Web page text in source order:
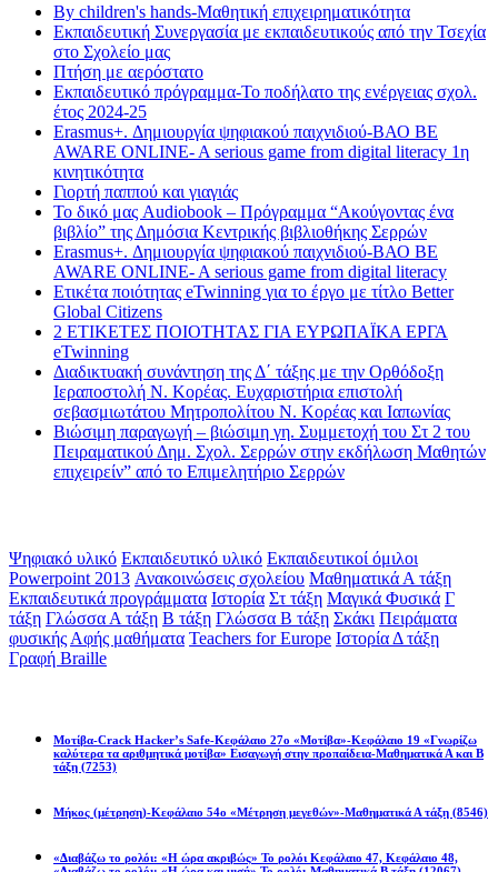
By children's hands-Μαθητική επιχειρηματικότητα
Εκπαιδευτική Συνεργασία με εκπαιδευτικούς από την Τσεχία
στο Σχολείο μας
Πτήση με αερόστατο
Εκπαιδευτικό πρόγραμμα-Το ποδήλατο της ενέργειας σχολ.
έτος 2024-25
Erasmus+. Δημιουργία ψηφιακού παιχνιδιού-ΒΑΟ BE
AWARE ONLINE- A serious game from digital literacy 1η
κινητικότητα
Γιορτή παππού και γιαγιάς
Το δικό μας Audiobook – Πρόγραμμα “Ακούγοντας ένα
βιβλίο” της Δημόσια Κεντρικής βιβλιοθήκης Σερρών
Erasmus+. Δημιουργία ψηφιακού παιχνιδιού-ΒΑΟ BE
AWARE ONLINE- A serious game from digital literacy
Ετικέτα ποιότητας eTwinning για το έργο με τίτλο Better
Global Citizens
2 ΕΤΙΚΕΤΕΣ ΠΟΙΟΤΗΤΑΣ ΓΙΑ ΕΥΡΩΠΑΪΚΑ ΕΡΓΑ
eTwinning
Διαδικτυακή συνάντηση της Δ΄ τάξης με την Ορθόδοξη
Ιεραποστολή Ν. Κορέας. Ευχαριστήρια επιστολή
σεβασμιωτάτου Μητροπολίτου Ν. Κορέας και Ιαπωνίας
Βιώσιμη παραγωγή – βιώσιμη γη. Συμμετοχή του Στ 2 του
Πειραματικού Δημ. Σχολ. Σερρών στην εκδήλωση Μαθητών
επιχειρείν” από το Επιμελητήριο Σερρών
Ψηφιακό υλικό Εκπαιδευτικό υλικό Εκπαιδευτικοί όμιλοι
Powerpoint 2013 Ανακοινώσεις σχολείου Μαθηματικά Α τάξη
Εκπαιδευτικά προγράμματα Ιστορία Στ τάξη Μαγικά Φυσικά Γ
τάξη Γλώσσα Α τάξη Β τάξη Γλώσσα Β τάξη Σκάκι Πειράματα
φυσικής Αφής μαθήματα Teachers for Europe Ιστορία Δ τάξη
Γραφή Braille
Μοτίβα-Crack Hacker’s Safe-Κεφάλαιο 27ο «Μοτίβα»-Κεφάλαιο 19 «Γνωρίζω
καλύτερα τα αριθμητικά μοτίβα» Εισαγωγή στην προπαίδεια-Μαθηματικά Α και Β
τάξη (7253)
Μήκος (μέτρηση)-Κεφάλαιο 54ο «Μέτρηση μεγεθών»-Μαθηματικά Α τάξη (8546)
«Διαβάζω το ρολόι: «Η ώρα ακριβώς» Το ρολόι Κεφάλαιο 47, Κεφάλαιο 48,